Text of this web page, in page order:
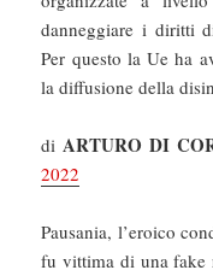
danneggiare i diritti
Per questo la Ue ha
la diffusione della
diARTURO DI
2022
Pausania, l’eroico
fu vittima di una fake